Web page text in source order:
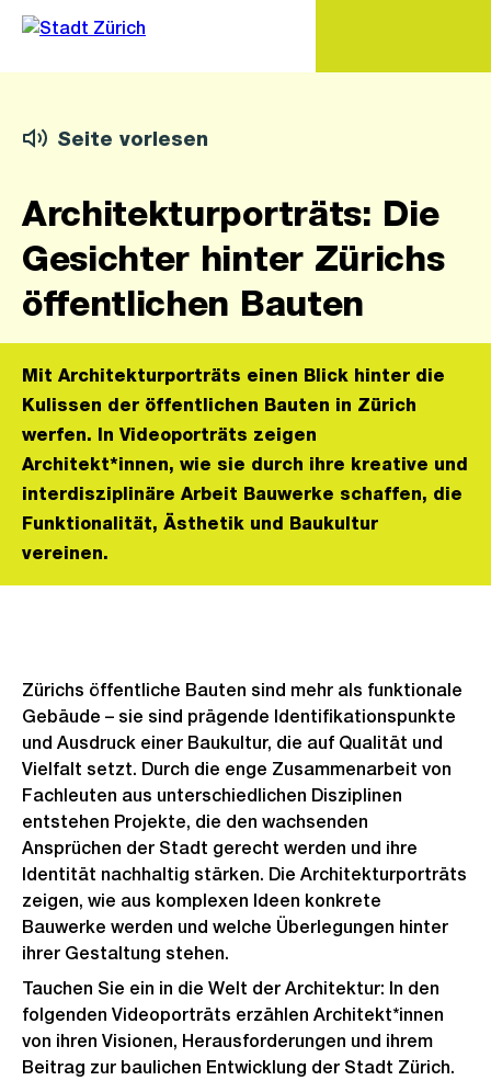
Navigation
Sprunglink
Seite vorlesen
Architekturporträts: Die
Gesichter hinter Zürichs
öffentlichen Bauten
Mit Architekturporträts einen Blick hinter die
Kulissen der öffentlichen Bauten in Zürich
werfen. In Videoporträts zeigen
Architekt*innen, wie sie durch ihre kreative und
interdisziplinäre Arbeit Bauwerke schaffen, die
Funktionalität, Ästhetik und Baukultur
vereinen.
Zürichs öffentliche Bauten sind mehr als funktionale
Gebäude – sie sind prägende Identifikationspunkte
und Ausdruck einer Baukultur, die auf Qualität und
Vielfalt setzt. Durch die enge Zusammenarbeit von
Fachleuten aus unterschiedlichen Disziplinen
entstehen Projekte, die den wachsenden
Ansprüchen der Stadt gerecht werden und ihre
Identität nachhaltig stärken. Die Architekturporträts
zeigen, wie aus komplexen Ideen konkrete
Bauwerke werden und welche Überlegungen hinter
ihrer Gestaltung stehen.
Tauchen Sie ein in die Welt der Architektur: In den
folgenden Videoporträts erzählen Architekt*innen
von ihren Visionen, Herausforderungen und ihrem
Beitrag zur baulichen Entwicklung der Stadt Zürich.